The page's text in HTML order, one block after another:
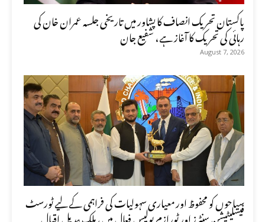
پاکستان تحریک انصاف کا پشاور میں تاریخی جلسہ عمران خان کی
رہائی کی تحریک کا آغاز ہے، شفیع جان
August 7, 2026
سیاحوں کو محفوظ اور معیاری سہولیات کی فراہمی کے لیے ٹورسٹ
فیسلیٹیشن سنٹرز اور ٹورازم پولیس فعال ہیں، ملک عدیل اقبال